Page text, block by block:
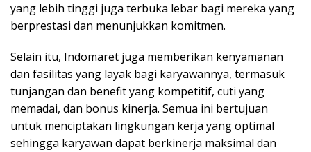
yang lebih tinggi juga terbuka lebar bagi mereka yang
berprestasi dan menunjukkan komitmen.
Selain itu, Indomaret juga memberikan kenyamanan
dan fasilitas yang layak bagi karyawannya, termasuk
tunjangan dan benefit yang kompetitif, cuti yang
memadai, dan bonus kinerja. Semua ini bertujuan
untuk menciptakan lingkungan kerja yang optimal
sehingga karyawan dapat berkinerja maksimal dan